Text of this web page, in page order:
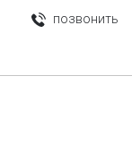
позвонить